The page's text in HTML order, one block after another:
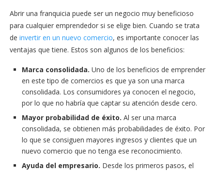
Abrir una franquicia puede ser un negocio muy beneficioso
para cualquier emprendedor si se elige bien. Cuando se trata
de invertir en un nuevo comercio, es importante conocer las
ventajas que tiene. Estos son algunos de los beneficios:
Marca consolidada. Uno de los beneficios de emprender
en este tipo de comercios es que ya son una marca
consolidada. Los consumidores ya conocen el negocio,
por lo que no habría que captar su atención desde cero.
Mayor probabilidad de éxito. Al ser una marca
consolidada, se obtienen más probabilidades de éxito. Por
lo que se consiguen mayores ingresos y clientes que un
nuevo comercio que no tenga ese reconocimiento.
Ayuda del empresario. Desde los primeros pasos, el